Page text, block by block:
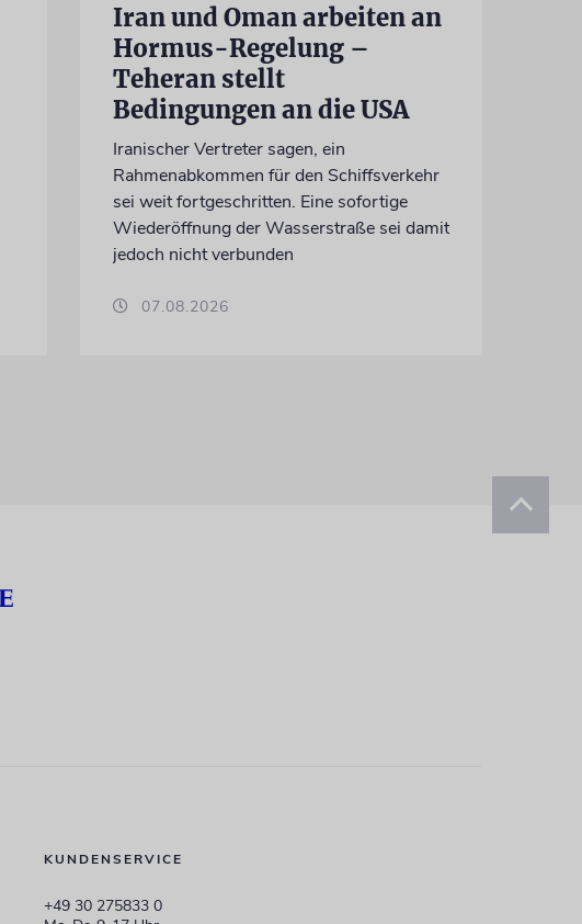
Iran und Oman arbeiten an
Hormus-Regelung –
Teheran stellt
Bedingungen an die USA
Iranischer Vertreter sagen, ein
Rahmenabkommen für den Schiffsverkehr
sei weit fortgeschritten. Eine sofortige
Wiederöffnung der Wasserstraße sei damit
jedoch nicht verbunden
07.08.2026
KUNDENSERVICE
+49 30 275833 0